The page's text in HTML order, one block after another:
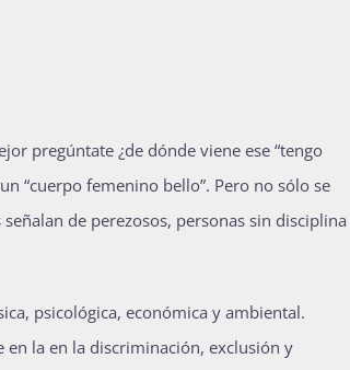
pregúntate ¿de dónde viene ese “tengo
“cuerpo femenino bello”. Pero no sólo se
de perezosos, personas sin
psicológica, económica y ambiental.
en la en la discriminación, exclusión y